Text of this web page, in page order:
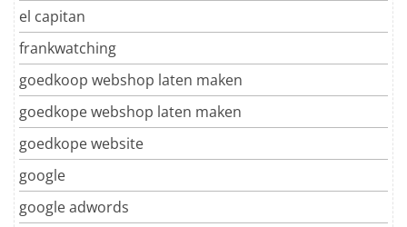
el capitan
frankwatching
goedkoop webshop laten maken
goedkope webshop laten maken
goedkope website
google
google adwords